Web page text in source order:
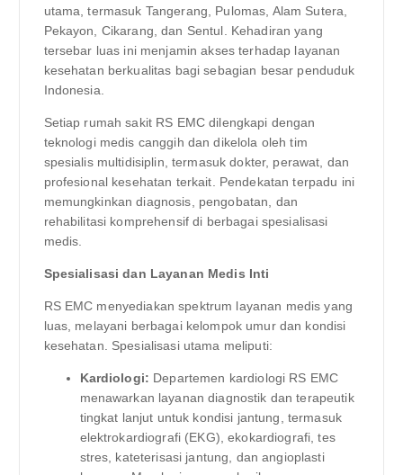
utama, termasuk Tangerang, Pulomas, Alam Sutera,
Pekayon, Cikarang, dan Sentul. Kehadiran yang
tersebar luas ini menjamin akses terhadap layanan
kesehatan berkualitas bagi sebagian besar penduduk
Indonesia.
Setiap rumah sakit RS EMC dilengkapi dengan
teknologi medis canggih dan dikelola oleh tim
spesialis multidisiplin, termasuk dokter, perawat, dan
profesional kesehatan terkait. Pendekatan terpadu ini
memungkinkan diagnosis, pengobatan, dan
rehabilitasi komprehensif di berbagai spesialisasi
medis.
Spesialisasi dan Layanan Medis Inti
RS EMC menyediakan spektrum layanan medis yang
luas, melayani berbagai kelompok umur dan kondisi
kesehatan. Spesialisasi utama meliputi:
Kardiologi: Departemen kardiologi RS EMC
menawarkan layanan diagnostik dan terapeutik
tingkat lanjut untuk kondisi jantung, termasuk
elektrokardiografi (EKG), ekokardiografi, tes
stres, kateterisasi jantung, dan angioplasti